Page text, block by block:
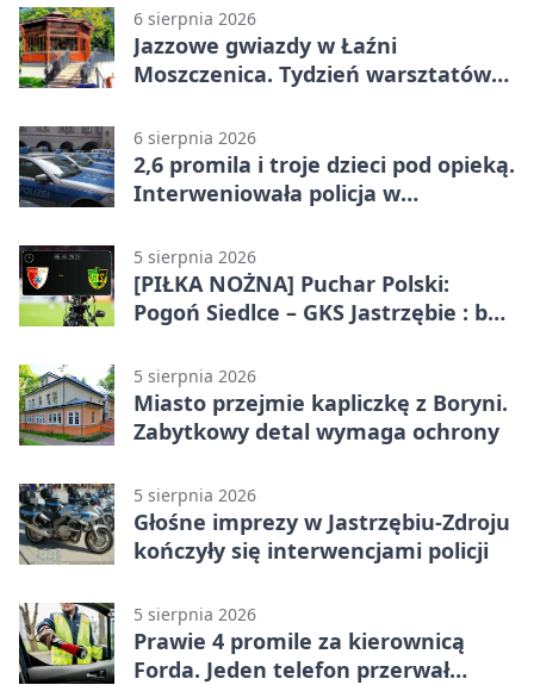
6 sierpnia 2026
Jazzowe gwiazdy w Łaźni
Moszczenica. Tydzień warsztatów
6 sierpnia 2026
2,6 promila i troje dzieci pod opieką.
Interweniowała policja w
5 sierpnia 2026
[PIŁKA NOŻNA] Puchar Polski:
Pogoń Siedlce – GKS Jastrzębie : bez
5 sierpnia 2026
Miasto przejmie kapliczkę z Boryni.
Zabytkowy detal wymaga ochrony
5 sierpnia 2026
Głośne imprezy w Jastrzębiu-Zdroju
kończyły się interwencjami policji
5 sierpnia 2026
Prawie 4 promile za kierownicą
Forda. Jeden telefon przerwał